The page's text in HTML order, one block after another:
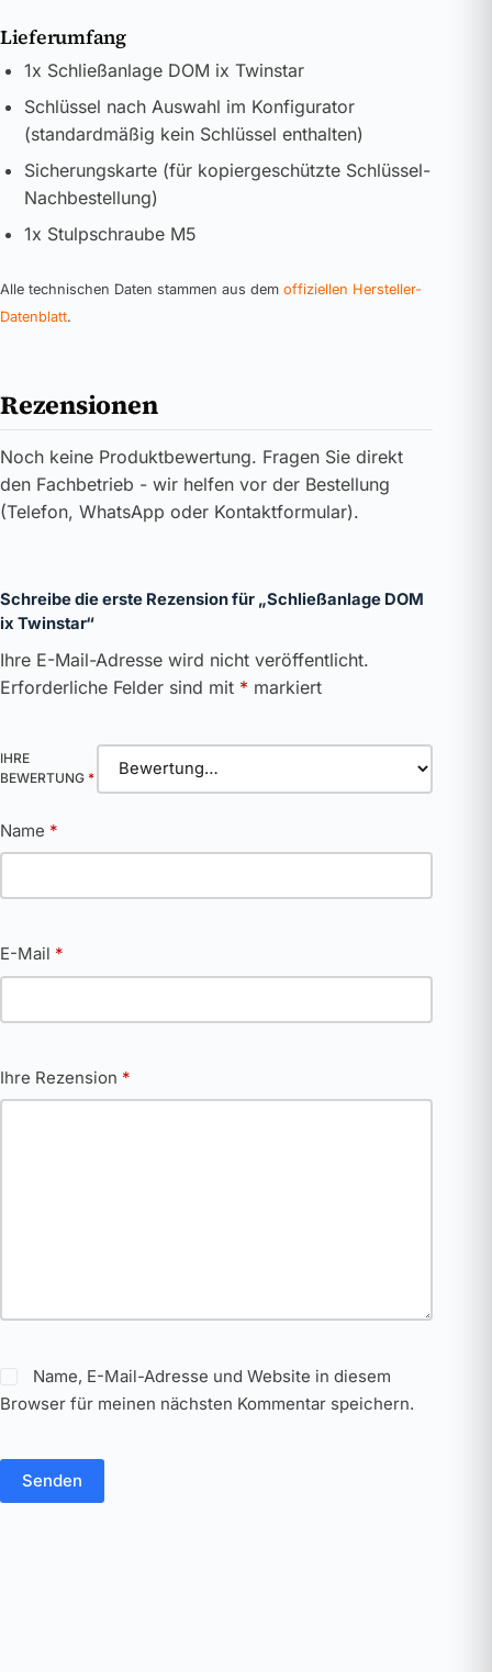
Lieferumfang
1x Schließanlage DOM ix Twinstar
Schlüssel nach Auswahl im Konfigurator
(standardmäßig kein Schlüssel enthalten)
Sicherungskarte (für kopiergeschützte Schlüssel-
Nachbestellung)
1x Stulpschraube M5
Alle technischen Daten stammen aus dem offiziellen Hersteller-
Datenblatt.
Rezensionen
Noch keine Produktbewertung. Fragen Sie direkt
den Fachbetrieb - wir helfen vor der Bestellung
(Telefon, WhatsApp oder Kontaktformular).
Schreibe die erste Rezension für „Schließanlage DOM
ix Twinstar“
Ihre E-Mail-Adresse wird nicht veröffentlicht.
Erforderliche Felder sind mit * markiert
IHRE
BEWERTUNG *
Name *
E-Mail *
Ihre Rezension *
Name, E-Mail-Adresse und Website in diesem
Browser für meinen nächsten Kommentar speichern.
Senden